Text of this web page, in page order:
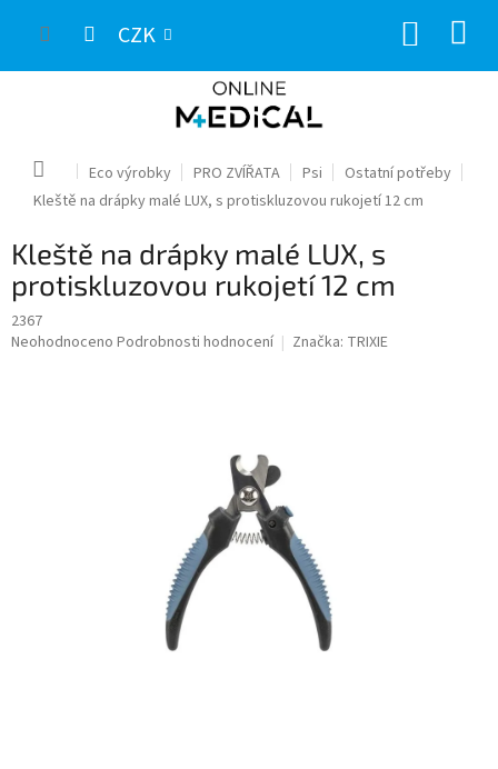
CZK
Domů Eco výrobky PRO ZVÍŘATA Psi
Ostatní potřeby
Kleště na drápky malé LUX, s protiskluzovou rukojetí 12 cm
Kleště na drápky malé LUX, s
protiskluzovou rukojetí 12 cm
2367
Průměrné
Neohodnoceno Podrobnosti hodnocení Značka: TRIXIE